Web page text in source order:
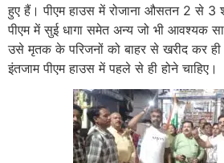
हुए हैं। पीएम हाउस में रोजाना औसतन 2 से 3
पीएम में सुई धागा समेत अन्य जो भी आवश्यक
उसे मृतक के परिजनों को बाहर से खरीद कर
इंतजाम पीएम हाउस में पहले से ही होने चाहिए।